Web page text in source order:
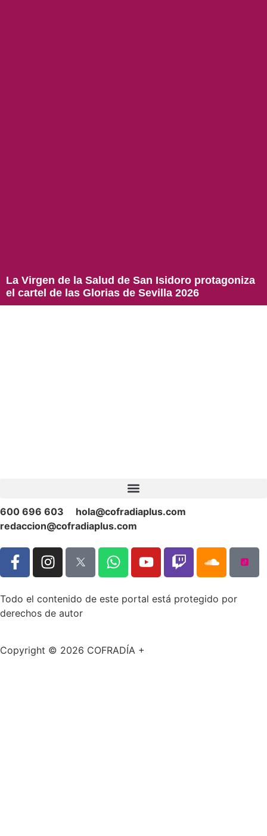
La Virgen de la Salud de San Isidoro protagoniza
el cartel de las Glorias de Sevilla 2026
600 696 603
hola@cofradiaplus.com
redaccion@cofradiaplus.com
Todo el contenido de este portal está protegido por
derechos de autor
Copyright © 2026 COFRADÍA +